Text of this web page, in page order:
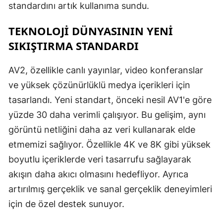
standardını artık kullanıma sundu.
TEKNOLOJİ DÜNYASININ YENİ
SIKIŞTIRMA STANDARDI
AV2, özellikle canlı yayınlar, video konferanslar
ve yüksek çözünürlüklü medya içerikleri için
tasarlandı. Yeni standart, önceki nesil AV1'e göre
yüzde 30 daha verimli çalışıyor. Bu gelişim, aynı
görüntü netliğini daha az veri kullanarak elde
etmemizi sağlıyor. Özellikle 4K ve 8K gibi yüksek
boyutlu içeriklerde veri tasarrufu sağlayarak
akışın daha akıcı olmasını hedefliyor. Ayrıca
artırılmış gerçeklik ve sanal gerçeklik deneyimleri
için de özel destek sunuyor.